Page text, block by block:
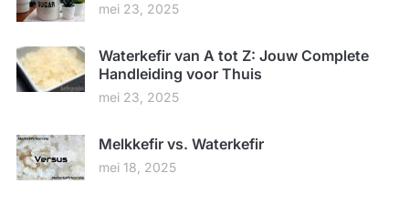
mei 23, 2025
Waterkefir van A tot Z: Jouw Complete
Handleiding voor Thuis
mei 23, 2025
Melkkefir vs. Waterkefir
mei 18, 2025